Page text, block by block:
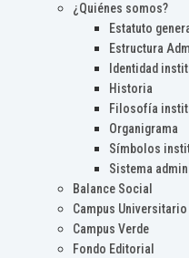
¿Quiénes somos?
Estatuto
Estructura
Identidad
Historia
Filosofía
Organigrama
Símbolos
Sistema
Balance Social
Campus Universitario
Campus Verde
Fondo Editorial